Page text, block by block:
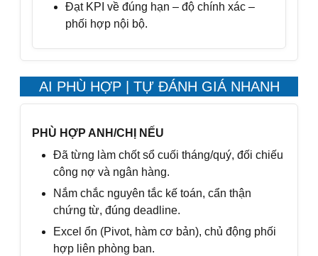
Đạt KPI về đúng hạn – độ chính xác –
phối hợp nội bộ.
AI PHÙ HỢP | TỰ ĐÁNH GIÁ NHANH
PHÙ HỢP ANH/CHỊ NẾU
Đã từng làm chốt sổ cuối tháng/quý, đối chiếu
công nợ và ngân hàng.
Nắm chắc nguyên tắc kế toán, cẩn thận
chứng từ, đúng deadline.
Excel ổn (Pivot, hàm cơ bản), chủ động phối
hợp liên phòng ban.